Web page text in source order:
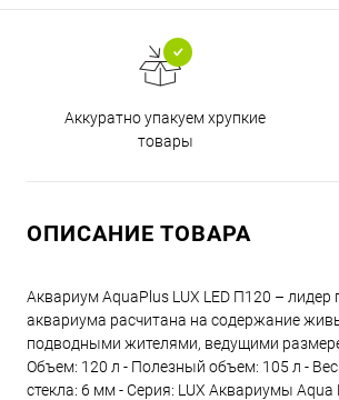
Аккуратно упакуем хрупкие
товары
ОПИСАНИЕ ТОВАРА
Аквариум AquaPlus LUX LED П120 –
аквариума расчитана на содержание
подводными жителями, ведущими
Объем: 120 л - Полезный объем: 105 л -
стекла: 6 мм - Серия: LUX Аквариумы